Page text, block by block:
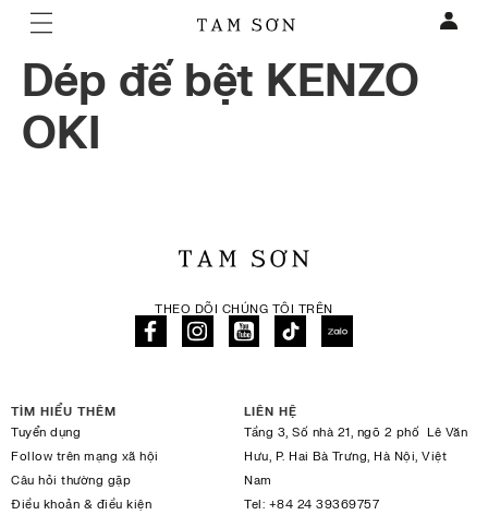
Dép đế bệt KENZO
OKI
THEO DÕI CHÚNG TÔI TRÊN
TÌM HIỂU THÊM
Tuyển dụng
Follow trên mạng xã hội
Câu hỏi thường gặp
Điều khoản & điều kiện
LIÊN HỆ
Tầng 3, Số nhà 21, ngõ 2 phố Lê Văn
Hưu, P. Hai Bà Trưng, Hà Nội, Việt
Nam
Tel: +84 24 39369757